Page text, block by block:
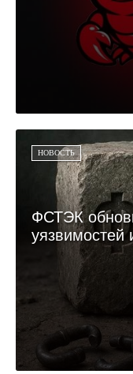
НОВОСТЬ
ФСТЭК
уязвимостей